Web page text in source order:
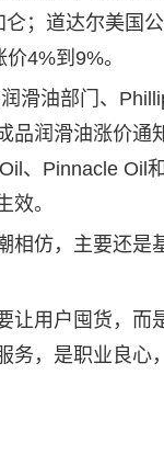
；道达尔美国
4%到9%。
油部门、
品润滑油涨价通
、Pinnacle Oil
。
仿，主要还是
用户囤货，而
务，是职业良心